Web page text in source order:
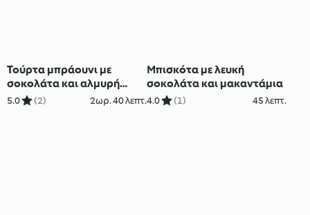
Τούρτα μπράουνι με
σοκολάτα και αλμυρή
καραμέλα
5.0 (2) 2ωρ. 40 λεπτ.
Μπισκότα με λευκή
σοκολάτα και μακαντάμια
4.0 (1) 45 λεπτ.